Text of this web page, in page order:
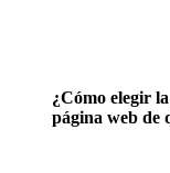
¿Cómo elegir
página web de